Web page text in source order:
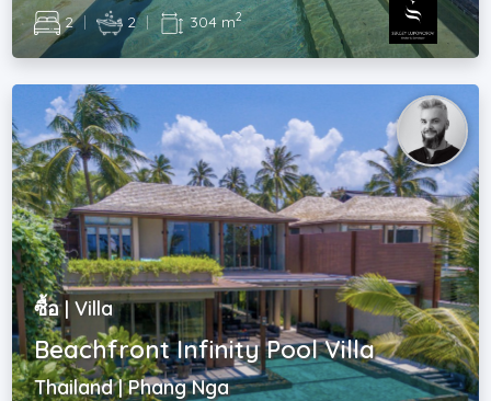
2 | 2 | 304 m2
ซื้อ | Villa
Beachfront Infinity Pool Villa
Thailand | Phang Nga